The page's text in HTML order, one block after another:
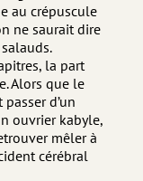
au crépuscule
ne saurait dire
la part
Alors que le
d’un
ouvrier kabyle,
mêler à
cérébral